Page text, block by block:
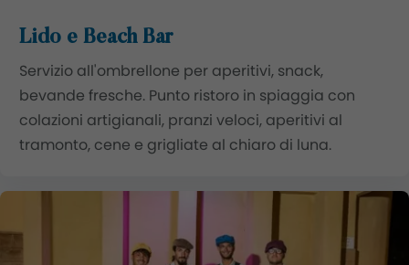
Lido e Beach Bar
Servizio all'ombrellone per aperitivi, snack,
bevande fresche. Punto ristoro in spiaggia con
colazioni artigianali, pranzi veloci, aperitivi al
tramonto, cene e grigliate al chiaro di luna.